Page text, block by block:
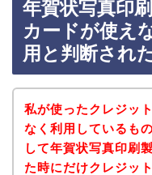
年賀状写真印
カードが使え
用と判断され
私が使ったクレジッ
なく利用しているも
して年賀状写真印刷
た時にだけクレジッ